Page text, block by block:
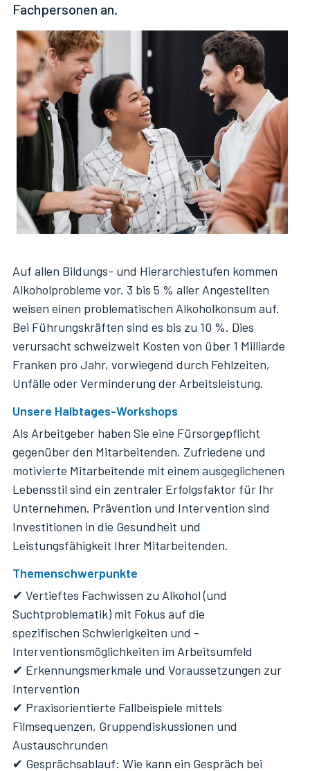
Fachpersonen an.
Auf allen Bildungs- und Hierarchiestufen kommen
Alkoholprobleme vor. 3 bis 5 % aller Angestellten
weisen einen problematischen Alkoholkonsum auf.
Bei Führungskräften sind es bis zu 10 %. Dies
verursacht schweizweit Kosten von über 1 Milliarde
Franken pro Jahr, vorwiegend durch Fehlzeiten,
Unfälle oder Verminderung der Arbeitsleistung.
Unsere Halbtages-Workshops
Als Arbeitgeber haben Sie eine Fürsorgepflicht
gegenüber den Mitarbeitenden. Zufriedene und
motivierte Mitarbeitende mit einem ausgeglichenen
Lebensstil sind ein zentraler Erfolgsfaktor für Ihr
Unternehmen. Prävention und Intervention sind
Investitionen in die Gesundheit und
Leistungsfähigkeit Ihrer Mitarbeitenden.
Themenschwerpunkte
✔ Vertieftes Fachwissen zu Alkohol (und
Suchtproblematik) mit Fokus auf die
spezifischen Schwierigkeiten und -
Interventionsmöglichkeiten im Arbeitsumfeld
✔ Erkennungsmerkmale und Voraussetzungen zur
Intervention
✔ Praxisorientierte Fallbeispiele mittels
Filmsequenzen, Gruppendiskussionen und
Austauschrunden
✔ Gesprächsablauf: Wie kann ein Gespräch bei